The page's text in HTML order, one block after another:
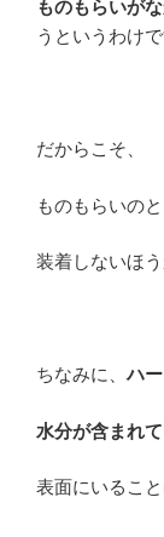
ものもらいが
うというわけで
だからこそ、
ものもらいの
装着しないほ
ちなみに、ハ
水分が含まれ
表面にいるこ